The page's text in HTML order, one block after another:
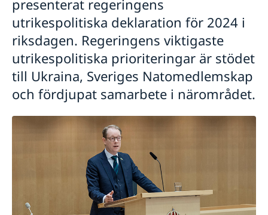
presenterat regeringens
utrikespolitiska deklaration för 2024 i
riksdagen. Regeringens viktigaste
utrikespolitiska prioriteringar är stödet
till Ukraina, Sveriges Natomedlemskap
och fördjupat samarbete i närområdet.